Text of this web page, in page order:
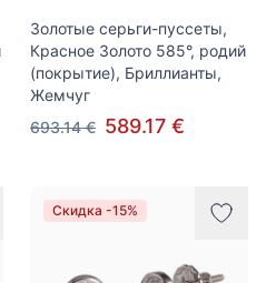
Золотые серьги-пуссеты,
Красное Золото 585°, родий
(покрытие), Бриллианты,
Жемчуг
693.14 € 589.17 €
Скидка -15%